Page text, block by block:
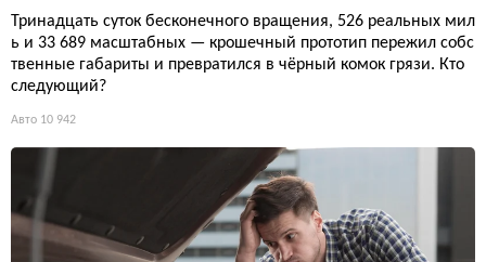
Тринадцать суток бесконечного вращения, 526 реальных мил
ь и 33 689 масштабных — крошечный прототип пережил собс
твенные габариты и превратился в чёрный комок грязи. Кто
следующий?
Авто 10 942